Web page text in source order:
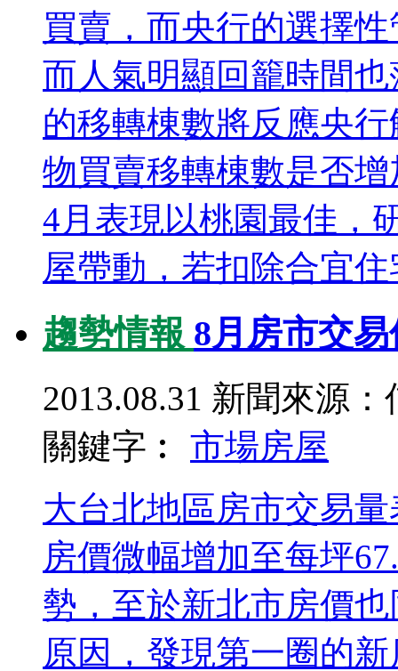
買賣，而央行的選擇
而人氣明顯回籠時間
的移轉棟數將反應央
物買賣移轉棟數是否
4月表現以桃園最佳，
屋帶動，若扣除合宜住
趨勢情報 8月房市交
2013.08.31 新聞來源：
關鍵字︰ 市場房屋
大台北地區房市交易
房價微幅增加至每坪
勢，至於新北市房價
原因，發現第一圈的